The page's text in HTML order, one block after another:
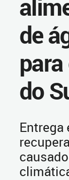
de
do
Entrega